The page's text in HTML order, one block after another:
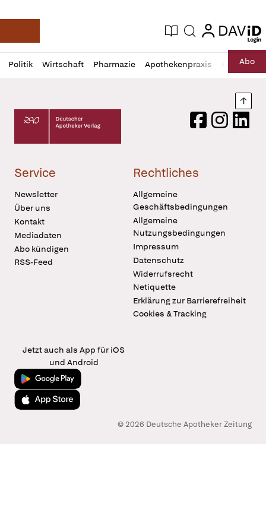
Deutsche Apotheker Zeitung
Aktuelle Ausgabe
Suche login
login
Politik Wirtschaft Pharmazie Apothekenpraxis RechtAbo
Profil
öffnen
Daz
Pur
Deutscher Apotheker Verlag Logo
FacebookInstagram
Service
Newsletter
Über uns
Kontakt
Mediadaten
Abo kündigen
RSS-Feed
Rechtliches
Allgemeine
Geschäftsbedingungen
Allgemeine
Nutzungsbedingungen
Impressum
Datenschutz
Widerrufsrecht
Netiquette
Erklärung zur Barrierefreiheit
Cookies & Tracking
Jetzt auch als App für iOS
und Android
Jetzt bei Google Play
Laden im App Store
© 2026 Deutsche Apotheker Zeitung